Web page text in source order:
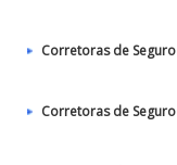
Corretoras de
Corretoras de